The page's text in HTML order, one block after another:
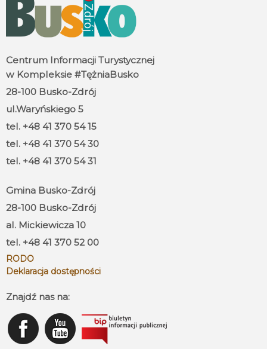
Centrum Informacji Turystycznej
w Kompleksie #TężniaBusko
28-100 Busko-Zdrój
ul.Waryńskiego 5
tel. +48 41 370 54 15
tel. +48 41 370 54 30
tel. +48 41 370 54 31
Gmina Busko-Zdrój
28-100 Busko-Zdrój
al. Mickiewicza 10
tel. +48 41 370 52 00
RODO
Deklaracja dostępności
Znajdź nas na: